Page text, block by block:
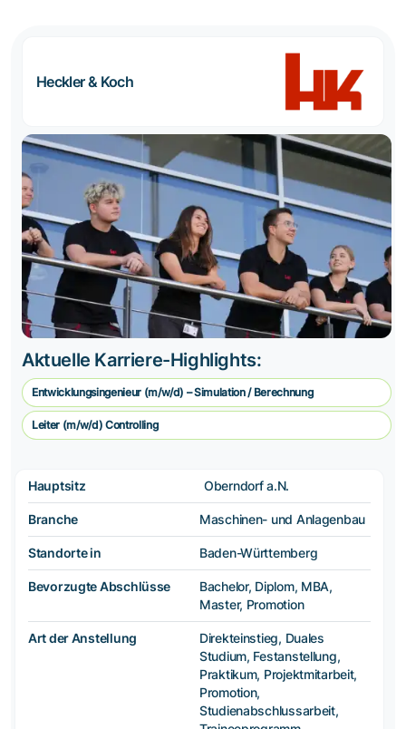
Heckler & Koch
Aktuelle Karriere-Highlights:
Entwicklungsingenieur (m/w/d) – Simulation / Berechnung
Leiter (m/w/d) Controlling
Hauptsitz Oberndorf a.N.
Branche Maschinen- und Anlagenbau
Standorte in Baden-Württemberg
Bevorzugte Abschlüsse
Bachelor, Diplom, MBA,
Master, Promotion
Art der Anstellung
Direkteinstieg, Duales
Studium, Festanstellung,
Praktikum, Projektmitarbeit,
Promotion,
Studienabschlussarbeit,